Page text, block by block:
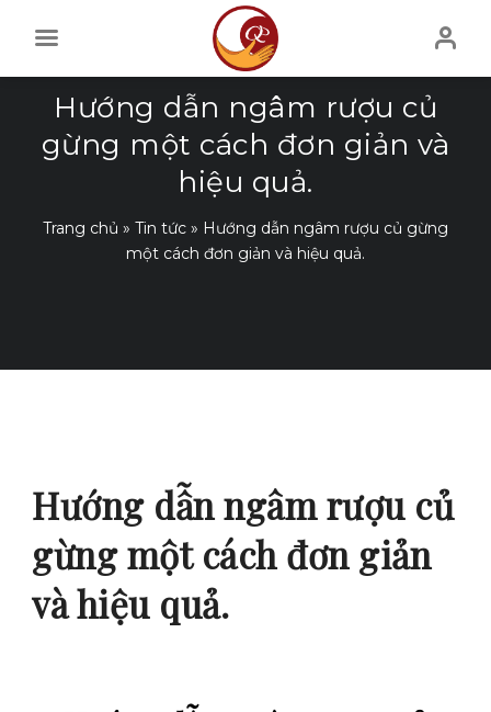
Hướng dẫn ngâm rượu củ
gừng một cách đơn giản và
hiệu quả.
Trang chủ » Tin tức » Hướng dẫn ngâm rượu củ gừng
một cách đơn giản và hiệu quả.
Hướng dẫn ngâm rượu củ
gừng một cách đơn giản
và hiệu quả.